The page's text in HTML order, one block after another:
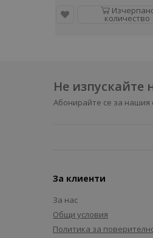
количество
Не
Абонирайте се за нашия
За клиенти
За нас
Общи условия
Политика за